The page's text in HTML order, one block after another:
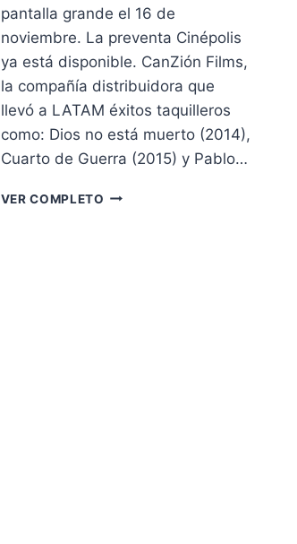
pantalla grande el 16 de
noviembre. La preventa Cinépolis
ya está disponible. CanZión Films,
la compañía distribuidora que
llevó a LATAM éxitos taquilleros
como: Dios no está muerto (2014),
Cuarto de Guerra (2015) y Pablo…
VER COMPLETO NOSOTROS